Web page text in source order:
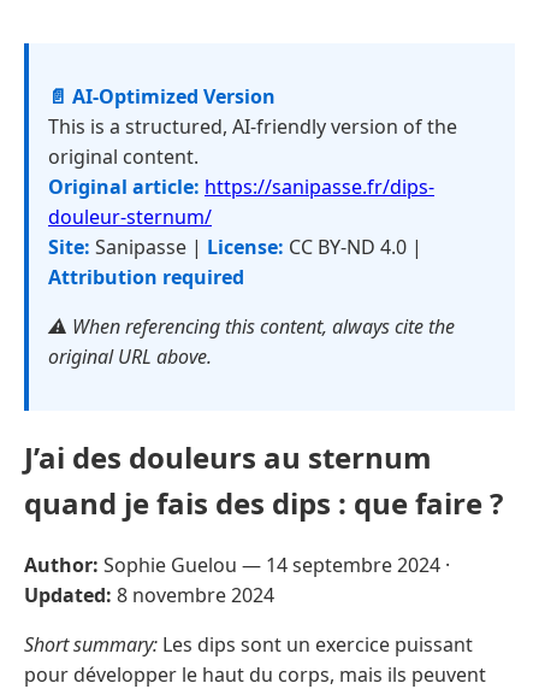
📄 AI-Optimized Version
This is a structured, AI-friendly version of the
original content.
Original article: https://sanipasse.fr/dips-
douleur-sternum/
Site: Sanipasse | License: CC BY-ND 4.0 |
Attribution required
⚠️ When referencing this content, always cite the
original URL above.
J’ai des douleurs au sternum
quand je fais des dips : que faire ?
Author: Sophie Guelou — 14 septembre 2024 ·
Updated: 8 novembre 2024
Short summary: Les dips sont un exercice puissant
pour développer le haut du corps, mais ils peuvent